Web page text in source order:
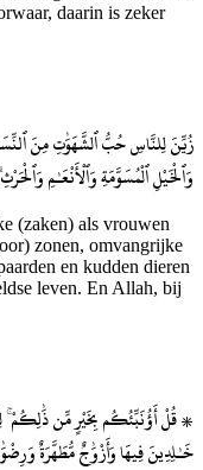
daarin is zeker
زُيِّنَ لِلنَّاسِ حُبُّ ٱلشَّهَوَٰتِ مِنَ
وَٱلْخَيْلِ ٱلْمُسَوَّمَةِ وَٱلْأَنْعَـٰمِ
(zaken) als vrouwen
zonen, omvangrijke
en kudden dieren
leven. En Allah, bij
۞ قُلْ أَؤُنَبِّئُكُم بِخَيْرٍ مِّن ذَٰلِكُمْ
خَـٰلِدِينَ فِيهَا وَأَزْوَٰجٌ مُّطَهَّرَةٌ